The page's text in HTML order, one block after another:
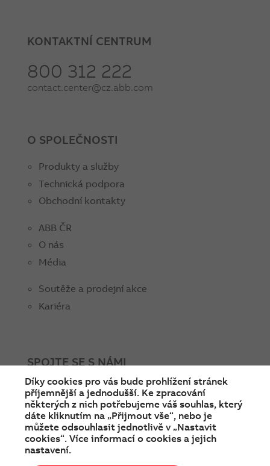
KONTAKTNÍ CENTRUM
800 312 222
contact.center@cz.abb.com
O SPOLEČNOSTI
Produkty a služby
Technická podpora
Obchodní kontakty
ABB ČR
O nás
Média
Soutěže a prodejní akce
Kariéra
SPOJTE SE S NÁMI
facebookinstagramLinkedintwitteryoutube
Díky cookies pro vás bude prohlížení stránek
příjemnější a jednodušší. Ke zpracování
některých z nich potřebujeme váš souhlas, který
dáte kliknutím na „Přijmout vše“, nebo je
můžete odsouhlasit jednotlivě v „Nastavit
cookies“. Více informací o cookies a jejich
nastavení.